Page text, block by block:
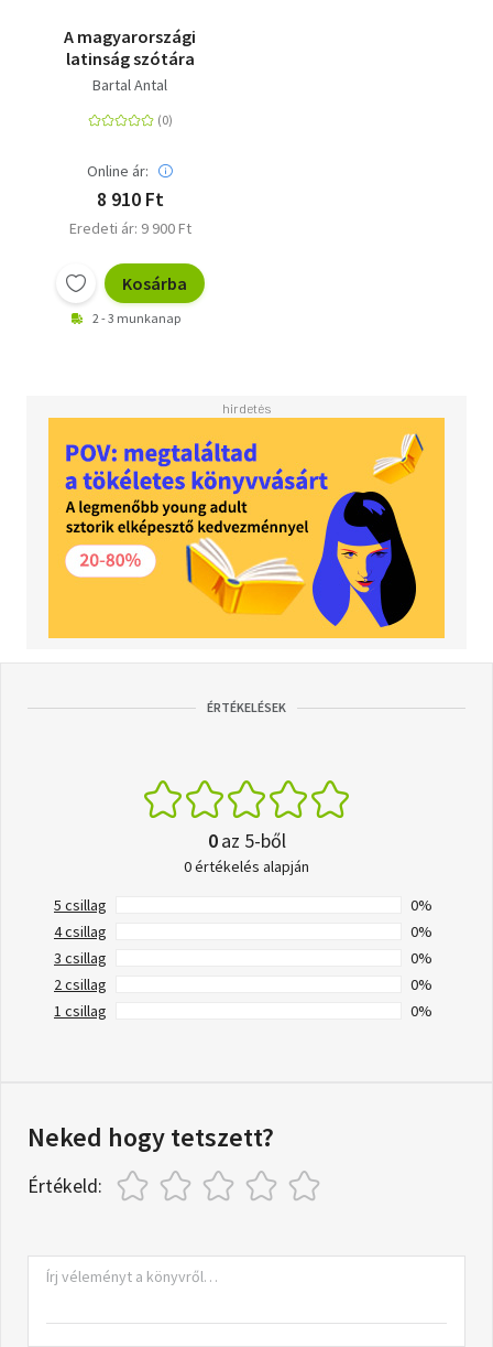
A magyarországi
latinság szótára
Bartal Antal
Online ár:
8 910 Ft
Eredeti ár: 9 900 Ft
Kosárba
2 - 3 munkanap
ÉRTÉKELÉSEK
0az 5-ből
0 értékelés alapján
5 csillag
0%
4 csillag
0%
3 csillag
0%
2 csillag
0%
1 csillag
0%
Neked hogy tetszett?
Értékeld: